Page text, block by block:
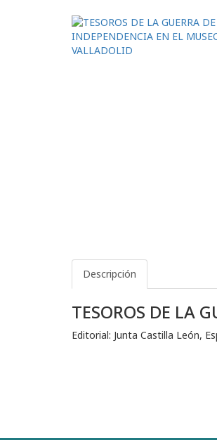
Descripción
TESOROS DE LA
Editorial: Junta Castilla León,